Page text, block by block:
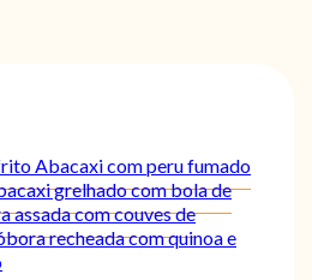
Abacaxi com peru fumado
grelhado com bola de
assada com couves de
recheada com quinoa e